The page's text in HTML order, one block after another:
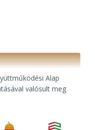
Alap
valósult meg